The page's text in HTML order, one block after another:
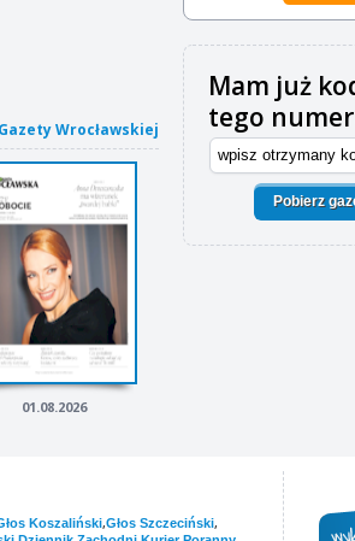
Mam już
tego
Pobierz
Wrocławskiej
01.08.2026
Koszaliński,Głos Szczeciński,